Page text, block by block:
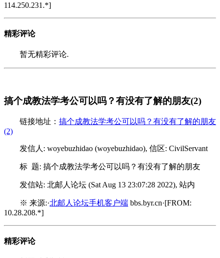
114.250.231.*]
精彩评论
暂无精彩评论.
搞个成教法学考公可以吗？有没有了解的朋友(2)
链接地址： 搞个成教法学考公可以吗？有没有了解的朋友
(2)
发信人: woyebuzhidao (woyebuzhidao), 信区: CivilServant
标 题: 搞个成教法学考公可以吗？有没有了解的朋友
发信站: 北邮人论坛 (Sat Aug 13 23:07:28 2022), 站内
※ 来源:·北邮人论坛手机客户端 bbs.byr.cn·[FROM:
10.28.208.*]
精彩评论